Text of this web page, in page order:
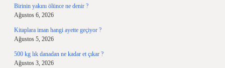
Birinin yakını ölünce ne denir ?
Ağustos 6, 2026
Kitaplara iman hangi ayette geçiyor ?
Ağustos 5, 2026
500 kg lık danadan ne kadar et çıkar ?
Ağustos 3, 2026